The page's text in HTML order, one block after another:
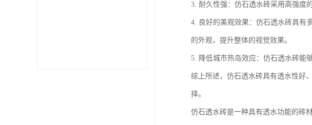
3. 耐久性强：仿石透水砖采用高强度
4. 良好的美观效果：仿石透水砖具有
的外观，提升整体的视觉效果。
5. 降低城市热岛效应：仿石透水砖能
综上所述，仿石透水砖具有透水性好
择。
仿石透水砖是一种具有透水功能的砖